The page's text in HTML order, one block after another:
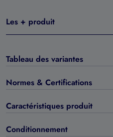
Les + produit
Tableau des variantes
Normes & Certifications
Caractéristiques produit
Conditionnement